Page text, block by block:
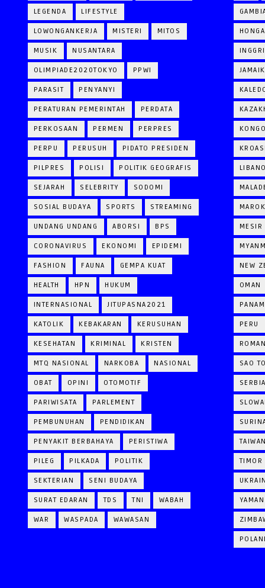
LEGENDA LIFESTYLE
LOWONGANKERJA MISTERI MITOS
MUSIK NUSANTARA
OLIMPIADE2020TOKYO PPWI
PARASIT PENYANYI
PERATURAN PEMERINTAH PERDATA
PERKOSAAN PERMEN PERPRES
PERPU PERUSUH PIDATO PRESIDEN
PILPRES POLISI POLITIK GEOGRAFIS
SEJARAH SELEBRITY SODOMI
SOSIAL BUDAYA SPORTS STREAMING
UNDANG UNDANG ABORSI BPS
CORONAVIRUS EKONOMI EPIDEMI
FASHION FAUNA GEMPA KUAT
HEALTH HPN HUKUM
INTERNASIONAL JITUPASNA2021
KATOLIK KEBAKARAN KERUSUHAN
KESEHATAN KRIMINAL KRISTEN
MTQ NASIONAL NARKOBA NASIONAL
OBAT OPINI OTOMOTIF
PARIWISATA PARLEMENT
PEMBUNUHAN PENDIDIKAN
PENYAKIT BERBAHAYA PERISTIWA
PILEG PILKADA POLITIK
SEKTERIAN SENI BUDAYA
SURAT EDARAN TDS TNI WABAH
WAR WASPADA WAWASAN
MESIR
NEW
OMAN
PERU
SAO
TIMOR
YAMAN